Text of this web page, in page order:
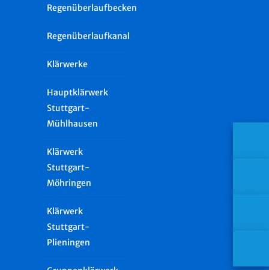
Regenüberlaufbecken
Regenüberlaufkanal
Klärwerke
Hauptklärwerk
Stuttgart-
Mühlhausen
Klärwerk
Stuttgart-
Möhringen
Klärwerk
Stuttgart-
Plieningen